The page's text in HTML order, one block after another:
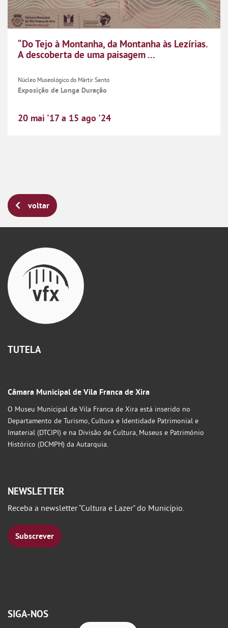
“Do Tejo à Montanha, da Montanha às Lezírias.
A descoberta de uma paisagem ...
Núcleo Museológico do Mártir Santo
Exposição de Longa Duração
20 mai '17 a 15 ago '24
voltar
TUTELA
Câmara Municipal de Vila Franca de Xira
O Museu Municipal de Vila Franca de Xira está inserido no
Departamento de Turismo, Cultura e Identidade Patrimonial e
Imaterial (DTCIPI) e na Divisão de Cultura, Museus e Património
Histórico (DCMPH) da Autarquia.
NEWSLETTER
Receba a newsletter “Cultura e Lazer" do Município.
Subscrever
SIGA-NOS